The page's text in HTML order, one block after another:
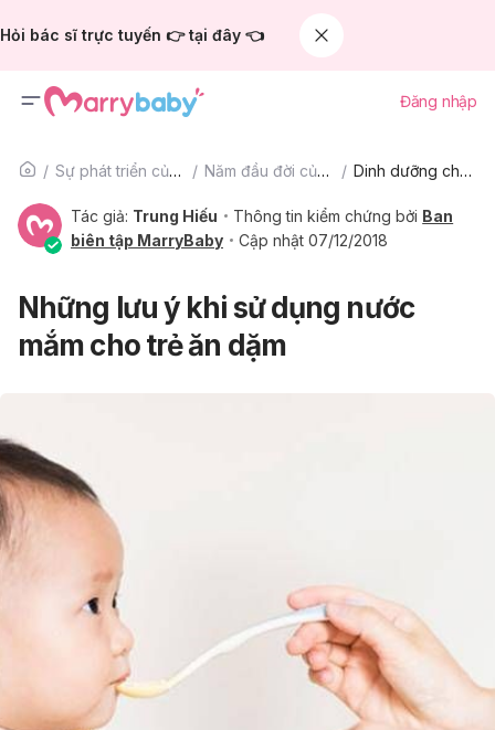
Hỏi bác sĩ trực tuyến 👉 tại đây 👈
Đăng nhập
Sự phát triển của trẻ Năm đầu đời của bé Dinh dưỡng cho bé
Tác giả: Trung Hiếu Thông tin kiểm chứng bởi Ban
biên tập MarryBaby
Cập nhật 07/12/2018
Những lưu ý khi sử dụng nước
mắm cho trẻ ăn dặm